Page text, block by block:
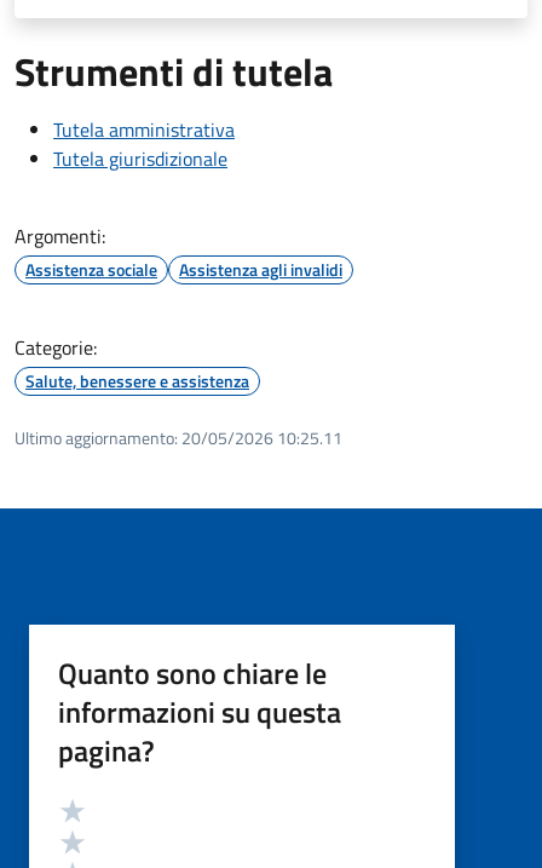
Strumenti di tutela
Tutela amministrativa
Tutela giurisdizionale
Argomenti:
Assistenza sociale Assistenza agli invalidi
Categorie:
Salute, benessere e assistenza
Ultimo aggiornamento: 20/05/2026 10:25.11
Quanto sono chiare le
informazioni su questa
pagina?
Valutazione